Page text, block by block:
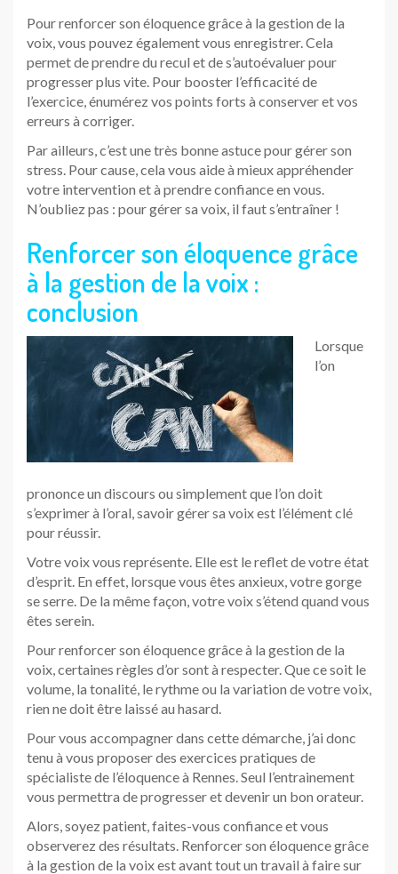
Pour renforcer son éloquence grâce à la gestion de la
voix, vous pouvez également vous enregistrer. Cela
permet de prendre du recul et de s’autoévaluer pour
progresser plus vite. Pour booster l’efficacité de
l’exercice, énumérez vos points forts à conserver et vos
erreurs à corriger.
Par ailleurs, c’est une très bonne astuce pour gérer son
stress. Pour cause, cela vous aide à mieux appréhender
votre intervention et à prendre confiance en vous.
N’oubliez pas : pour gérer sa voix, il faut s’entraîner !
Renforcer son éloquence grâce
à la gestion de la voix :
conclusion
Lorsque
l’on
prononce un discours ou simplement que l’on doit
s’exprimer à l’oral, savoir gérer sa voix est l’élément clé
pour réussir.
Votre voix vous représente. Elle est le reflet de votre état
d’esprit. En effet, lorsque vous êtes anxieux, votre gorge
se serre. De la même façon, votre voix s’étend quand vous
êtes serein.
Pour renforcer son éloquence grâce à la gestion de la
voix, certaines règles d’or sont à respecter. Que ce soit le
volume, la tonalité, le rythme ou la variation de votre voix,
rien ne doit être laissé au hasard.
Pour vous accompagner dans cette démarche, j’ai donc
tenu à vous proposer des exercices pratiques de
spécialiste de l’éloquence à Rennes. Seul l’entrainement
vous permettra de progresser et devenir un bon orateur.
Alors, soyez patient, faites-vous confiance et vous
observerez des résultats. Renforcer son éloquence grâce
à la gestion de la voix est avant tout un travail à faire sur